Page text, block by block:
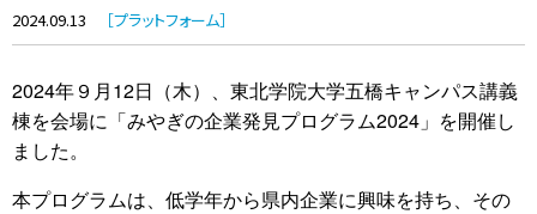
2024.09.13 プラットフォーム
2024年９月12日（木）、東北学院大学五橋キャンパス講義
棟を会場に「みやぎの企業発見プログラム2024」を開催し
ました。
本プログラムは、低学年から県内企業に興味を持ち、その